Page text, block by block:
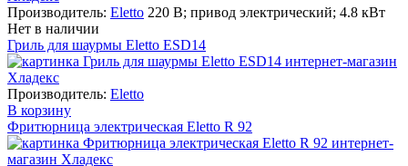
Производитель: Eletto 220 В; привод электрический; 4.8 кВт
Нет в наличии
Гриль для шаурмы Eletto ESD14
Производитель: Eletto
В корзину
Фритюрница электрическая Eletto R 92